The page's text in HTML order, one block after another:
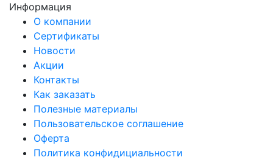
Информация
О компании
Сертификаты
Новости
Акции
Контакты
Как заказать
Полезные материалы
Пользовательское соглашение
Оферта
Политика конфидициальности